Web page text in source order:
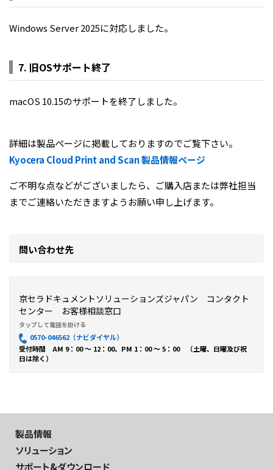
Windows Server 2025に対応しました。
7. 旧OSサポート終了
macOS 10.15のサポートを終了しました。
詳細は製品ページに掲載しておりますのでご覧下さい。
Kyocera Cloud Print and Scan 製品情報ページ
ご不明な点などがございましたら、ご購入店または弊社担当
までご連絡いただきますようお願い申し上げます。
問い合わせ先
京セラドキュメントソリューションズジャパン コンタクト
センター お客様相談窓口
0570-046562（ナビダイヤル）
受付時間 AM 9：00 ～ 12：00、PM 1：00 ～ 5：00 （土曜、日曜及び祝
日は除く）
製品情報
ソリューション
サポート&ダウンロード